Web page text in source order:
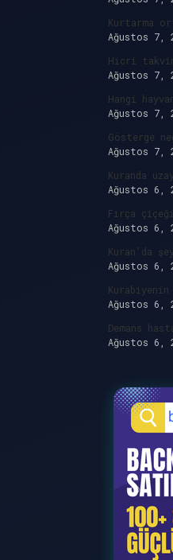
Kurtarma
Ağustos 7,
Hicri
Ağustos 7,
Hangi
Ağustos 7,
Gösterge
Ağustos 7,
Kuranda
Ağustos 6,
Fırça
Ağustos 6,
Kuran’da
Ağustos 6,
Ağustos 6,
Demans
Ağustos 6,